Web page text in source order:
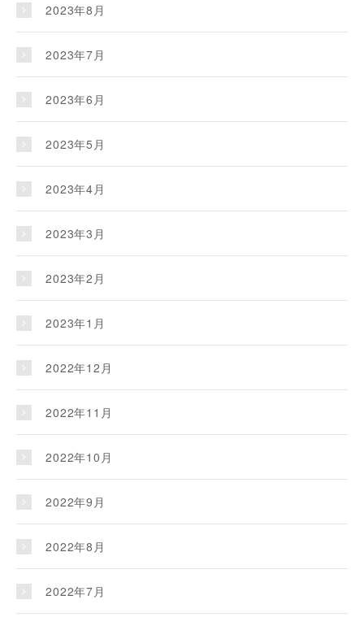
2023年8月
2023年7月
2023年6月
2023年5月
2023年4月
2023年3月
2023年2月
2023年1月
2022年12月
2022年11月
2022年10月
2022年9月
2022年8月
2022年7月